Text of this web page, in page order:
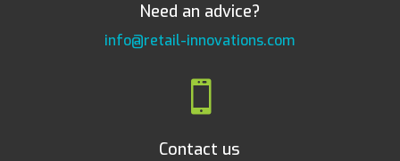
Need an advice?
info@retail-innovations.com

Contact us